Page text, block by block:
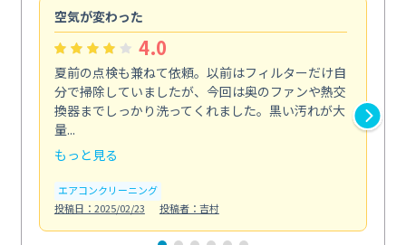
空気が変わった
4.0
夏前の点検も兼ねて依頼。以前はフィルターだけ自
分で掃除していましたが、今回は奥のファンや熱交
換器までしっかり洗ってくれました。黒い汚れが大
量...
もっと見る
エアコンクリーニング
投稿日：2025/02/23
投稿者：吉村